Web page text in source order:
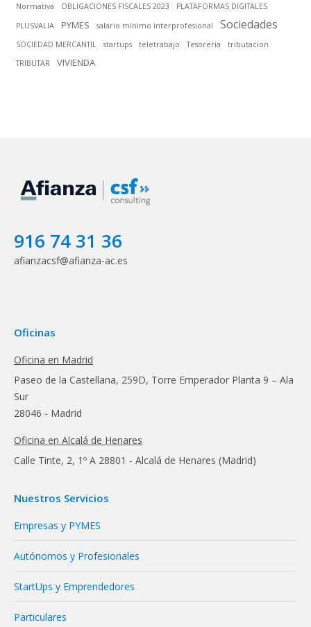
Normativa
OBLIGACIONES FISCALES 2023
PLATAFORMAS DIGITALES
PLUSVALIA
PYMES salario mínimo interprofesional Sociedades
SOCIEDAD MERCANTIL startups teletrabajo Tesoreria
tributacion
TRIBUTAR
VIVIENDA
916 74 31 36
afianzacsf@afianza-ac.es
Oficinas
Oficina en Madrid
Paseo de la Castellana, 259D, Torre Emperador Planta 9 – Ala
Sur
28046 - Madrid
Oficina en Alcalá de Henares
Calle Tinte, 2, 1º A 28801 - Alcalá de Henares (Madrid)
Nuestros Servicios
Empresas y PYMES
Autónomos y Profesionales
StartUps y Emprendedores
Particulares